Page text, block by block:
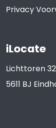
Privacy
iLocate
Lichttoren 32
5611 BJ